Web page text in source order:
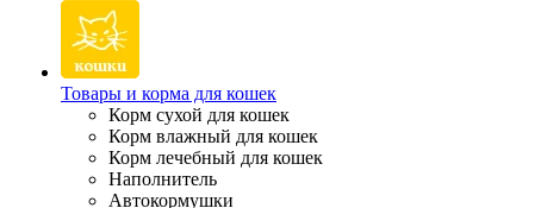
Товары и корма для кошек
Корм сухой для кошек
Корм влажный для кошек
Корм лечебный для кошек
Наполнитель
Автокормушки